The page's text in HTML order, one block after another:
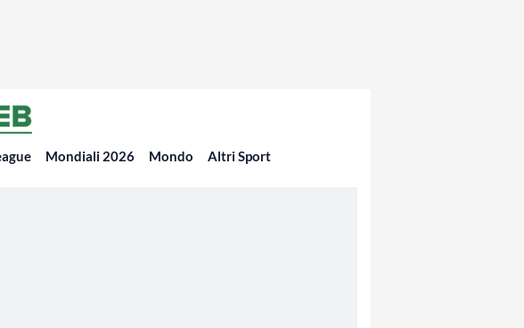
Mondiali 2026 Mondo Altri Sport